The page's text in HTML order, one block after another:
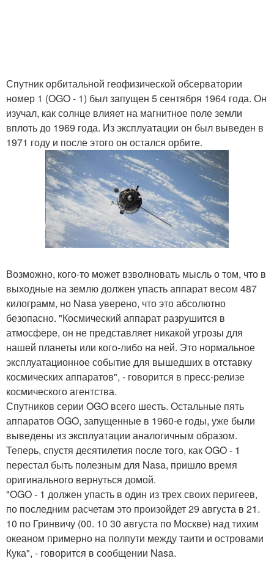
Спутник орбитальной геофизической обсерватории
номер 1 (OGO - 1) был запущен 5 сентября 1964 года. Он
изучал, как солнце влияет на магнитное поле земли
вплоть до 1969 года. Из эксплуатации он был выведен в
1971 году и после этого он остался орбите.
Возможно, кого-то может взволновать мысль о том, что в
выходные на землю должен упасть аппарат весом 487
килограмм, но Nasa уверено, что это абсолютно
безопасно. "Космический аппарат разрушится в
атмосфере, он не представляет никакой угрозы для
нашей планеты или кого-либо на ней. Это нормальное
эксплуатационное событие для вышедших в отставку
космических аппаратов", - говорится в пресс-релизе
космического агентства.
Спутников серии OGO всего шесть. Остальные пять
аппаратов OGO, запущенные в 1960-е годы, уже были
выведены из эксплуатации аналогичным образом.
Теперь, спустя десятилетия после того, как OGO - 1
перестал быть полезным для Nasa, пришло время
оригинального вернуться домой.
"OGO - 1 должен упасть в один из трех своих перигеев,
по последним расчетам это произойдет 29 августа в 21.
10 по Гринвичу (00. 10 30 августа по Москве) над тихим
океаном примерно на полпути между таити и островами
Кука", - говорится в сообщении Nasa.